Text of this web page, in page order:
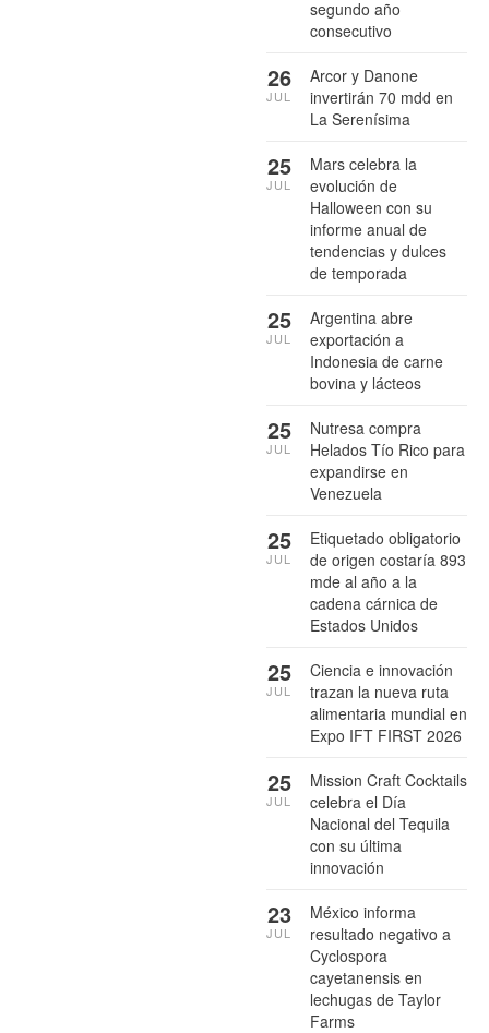
segundo año
consecutivo
Arcor y Danone
invertirán 70 mdd en
La Serenísima
26
JUL
Mars celebra la
evolución de
Halloween con su
informe anual de
tendencias y dulces
de temporada
25
JUL
Argentina abre
exportación a
Indonesia de carne
bovina y lácteos
25
JUL
Nutresa compra
Helados Tío Rico para
expandirse en
Venezuela
25
JUL
Etiquetado obligatorio
de origen costaría 893
mde al año a la
cadena cárnica de
Estados Unidos
25
JUL
Ciencia e innovación
trazan la nueva ruta
alimentaria mundial en
Expo IFT FIRST 2026
25
JUL
Mission Craft Cocktails
celebra el Día
Nacional del Tequila
con su última
innovación
25
JUL
México informa
resultado negativo a
Cyclospora
cayetanensis en
lechugas de Taylor
Farms
23
JUL